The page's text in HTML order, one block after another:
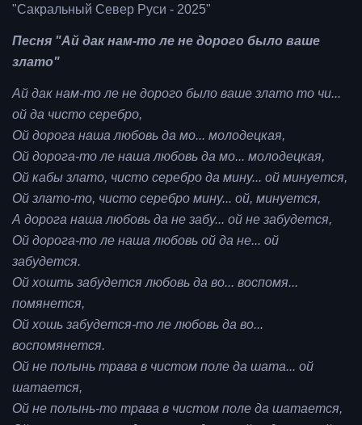
"Сакральный Север Руси - 2025"
Песня "Ай дак нам-то ле не дорого было ваше
злато"
Ай дак нам-то ле не дорого было ваше злато то чи...
ой да чисто серебро,
Ой дорога наша любовь да мо... молодецкая,
Ой дорога-то ле наша любовь да мо... молодецкая,
Ой кабы злато, чисто серебро да мину... ой минуется,
Ой злато-то, чисто серебро мину... ой, минуется,
А дорога наша любовь да не забу... ой не забудется,
Ой дорога-то ле наша любовь ой да не... ой
забудется.
Ой хошть забудется любовь да во... воспомя...
помянется,
Ой хошь забудется-то ле любовь да во...
воспомянется.
Ой не полынь трава в чистом поле да шата... ой
шатается,
Ой не полынь-то трава в чистом поле да шатается,